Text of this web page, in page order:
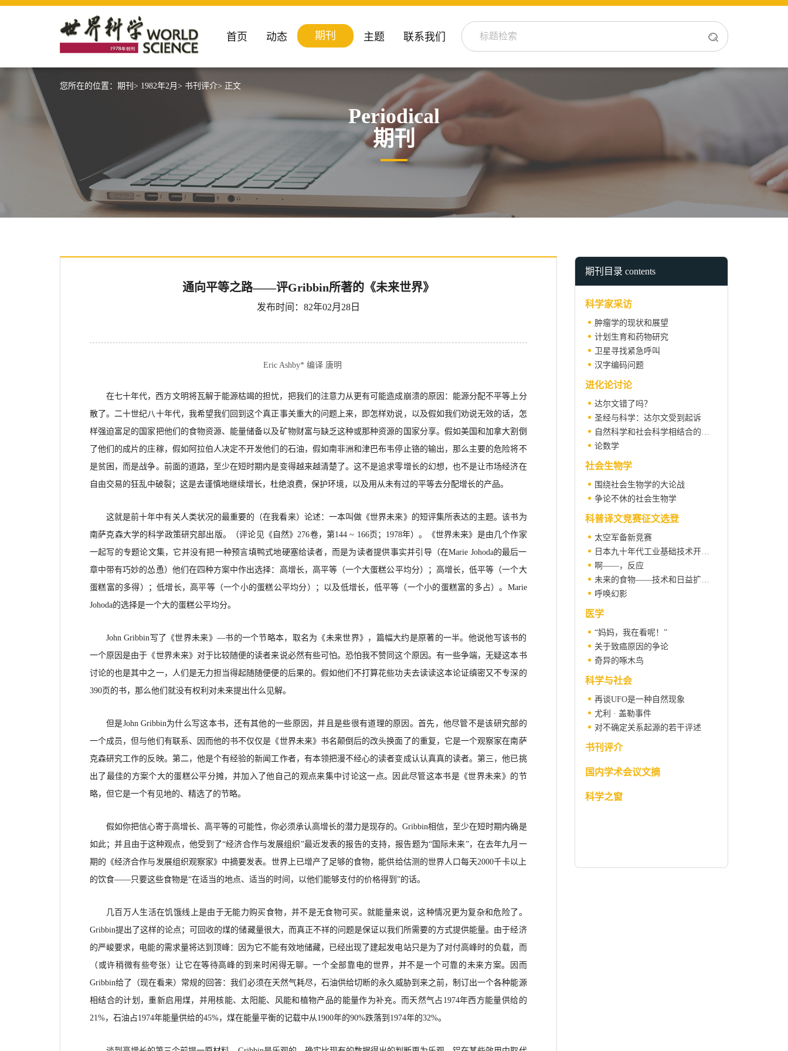
首页 动态 期刊 主题 联系我们
您所在的位置： 期刊> 1982年2月> 书刊评介> 正文
Periodical
期刊
通向平等之路——评Gribbin所著的《未来世界》
发布时间：82年02月28日
Eric Ashby* 编译 唐明
在七十年代，西方文明将瓦解于能源枯竭的担忧，把我们的注意力从更有可能造成崩溃的原因：能源分配不平等上分
散了。二十世纪八十年代，我希望我们回到这个真正事关重大的问题上来，即怎样劝说，以及假如我们劝说无效的话， 怎
样强迫富足的国家把他们的食物资源、能量储备以及矿物财富与缺乏这种或那种资源的国家分享。假如美国和加拿大割倒
了他们的成片的庄稼，假如阿拉伯人决定不开发他们的石油，假如南非洲和津巴布韦停止铬的输出，那么主要的危险将不
是贫困，而是战争。前面的道路，至少在短时期内是变得越来越清楚了。这不是追求零增长的幻想， 也不是让市场经济在
自由交易的狂乱中破裂；这是去谨慎地继续增长，杜绝浪费，保护环境，以及用从未有过的平等去分配增长的产品。
这就是前十年中有关人类状况的最重要的（在我看来）论述：一本叫做《世界未来》的短评集所表达的主题。该书为
南萨克森大学的科学政策研究部出版。（评论见《自然》276卷，第144 ~ 166页；1978年）。《世界未来》是由几个作家
一起写的专题论文集，它并没有把一种预言填鸭式地硬塞给读者，而是为读者提供事实并引导（在Marie Johoda的最后一
章中带有巧妙的怂恿）他们在四种方案中作出选择：高增长，高平等（一个大蛋糕公平均分）
；高增长，低平等（一个大
蛋糕富的多得）；低增长，高平等（一个小的蛋糕公平均分）；以及低增长，低平等（一个小的蛋糕富的多占）。 Marie
Johoda的选择是一个大的蛋糕公平均分。
John Gribbin写了《世界未来》—书的一个节略本，取名为《未来世界》，篇幅大约是原著的一半。他说他写该书的
一个原因是由于《世界未来》对于比较随便的读者来说必然有些可怕。恐怕我不赞同这个原因。有一些争端，无疑这本书
讨论的也是其中之一，人们是无力担当得起随随便便的后果的。假如他们不打算花些功夫去读读这本论证缜密又不专深的
390页的书，那么他们就没有权利对未来提出什么见解。
但是John Gribbin为什么写这本书，还有其他的一些原因，并且是些很有道理的原因。首先，他尽管不是该研究部的
一个成员，但与他们有联系、因而他的书不仅仅是《世界未来》书名颠倒后的改头换面了的重复，它是一个观察家在南萨
克森研究工作的反映。第二，他是个有经验的新闻工作者，有本领把漫不经心的读者变成认认真真的读者。第三，他已挑
出了最佳的方案个大的蛋糕公平分摊，并加入了他自己的观点来集中讨论这一点。因此尽管这本书是《世界未来》的节
略，但它是一个有见地的、精选了的节略。
假如你把信心寄于高增长、高平等的可能性，你必须承认高增长的潜力是现存的。Gribbin相信，至少在短时期内确是
如此；并且由于这种观点，他受到了“经济合作与发展组织”最近发表的报告的支持，报告题为“国际未来”，在去年九月一
期的《经济合作与发展组织观察家》中摘要发表。世界上已增产了足够的食物，能供给估测的世界人口每天2000千卡以上
的饮食——只要这些食物是“在适当的地点、适当的时间，以他们能够支付的价格得到 ”的话。
几百万人生活在饥饿线上是由于无能力购买食物， 并不是无食物可买。就能量来说，这种情况更为复杂和危险了。
Gribbin提出了这样的论点；可回收的煤的储藏量很大，而真正不祥的问题是保证以我们所需要的方式提供能量。由于经济
的严峻要求，电能的需求量将达到顶峰：因为它不能有效地储藏，已经出现了建起发电站只是为了对付高峰时的负载，而
（或许稍微有些夸张）让它在等待高峰的到来时闲得无聊。一个全部靠电的世界，并不是一个可靠的未来方案。因而
Gribbin给了（现在看来）常规的回答：我们必须在天然气耗尽，石油供给切断的永久 威胁到来之前，制订出一个各种能源
相结合的计划，重新启用煤，并用核能、太阳能、风能和植物产品的能量作为补充。而天然气占 1974年西方能量供给的
21%，石油占1974年能量供给的45%，煤在能量平衡的记载中从1900年的90%跌落到1974年的32%。
期刊目录 contents
科学家采访
肿瘤学的现状和展望
计划生育和药物研究
卫星寻找紧急呼叫
汉字编码问题
进化论讨论
达尔文错了吗？
圣经与科学：达尔文受到起诉
自然科学和社会科学相结合的新颖学院 ——美国麻省理工学院的《科学、技术和社会计划》
论数学
社会生物学
围绕社会生物学的大论战
争论不休的社会生物学
科普译文竞赛征文选登
太空军备新竞赛
日本九十年代工业基础技术开发课题
啊——，反应
未来的食物——技术和日益扩大的饥饿鸿沟
呼唤幻影
医学
“妈妈，我在看呢！”
关于致癌原因的争论
奇异的啄木鸟
科学与社会
再谈UFO是一种自然现象
尤利 · 盖勒事件
对不确定关系起源的若干评述
书刊评介
国内学术会议文摘
科学之窗